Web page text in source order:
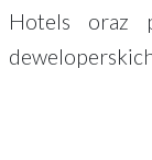
Hotels oraz